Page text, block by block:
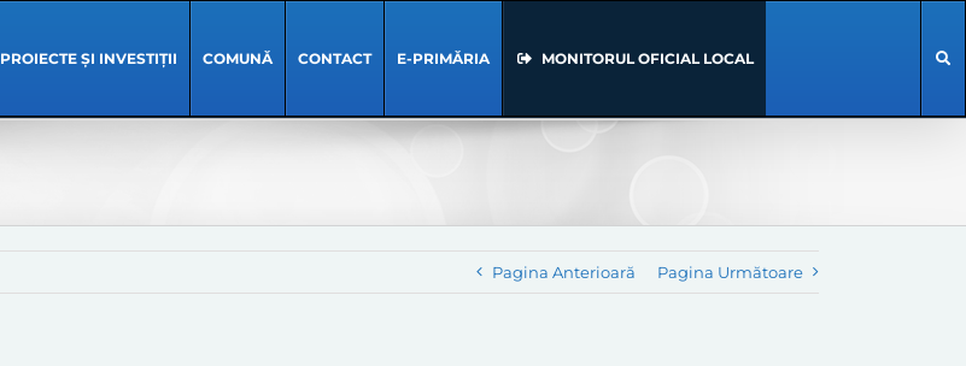
PROIECTE ȘI INVESTIȚII COMUNĂ CONTACT E-PRIMĂRIA MONITORUL OFICIAL LOCAL
Pagina Anterioară Pagina Următoare